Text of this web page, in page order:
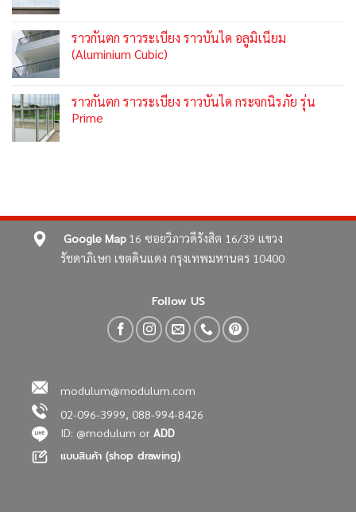
ราวกันตก ราวระเบียง ราวบันได อลูมิเนียม
(Aluminium Cubic)
ราวกันตก ราวระเบียง ราวบันได กระจกนิรภัย รุ่น
Prime
Google Map 16 ซอยวิภาวดีรังสิต 16/39 แขวง
รัชดาภิเษก เขตดินแดง กรุงเทพมหานคร 10400
Follow US
modulum@modulum.com
02-096-3999, 088-994-8426
ID: @modulum or ADD
แบบสินค้า (shop drawing)